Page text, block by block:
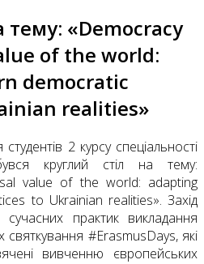
тему: «Democracy
of the world:
democratic
realities»
2 курсу спеціальності
круглий стіл на тему:
value of the world: adapting
to Ukrainian realities». Захід
практик викладання
святкування #ErasmusDays, які
вивченню європейських